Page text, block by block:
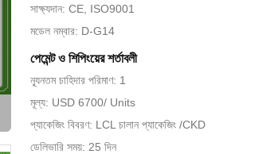
সাক্ষ্যদান: CE, ISO9001
মডেল নম্বার: D-G14
পেমেন্ট ও শিপিংয়ের শর্তাবলী
ন্যূনতম চাহিদার পরিমাণ: 1
মূল্য: USD 6700/ Units
প্যাকেজিং বিবরণ: LCL চালান প্যাকেজিং /CKD
ডেলিভারি সময়: 25 দিন